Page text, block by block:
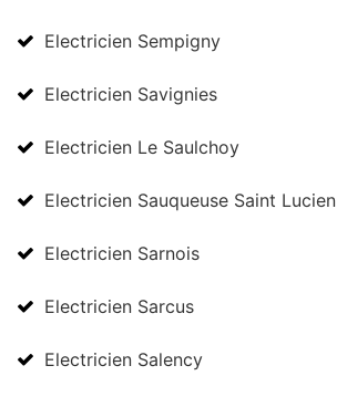
Electricien Sempigny
Electricien Savignies
Electricien Le Saulchoy
Electricien Sauqueuse Saint Lucien
Electricien Sarnois
Electricien Sarcus
Electricien Salency